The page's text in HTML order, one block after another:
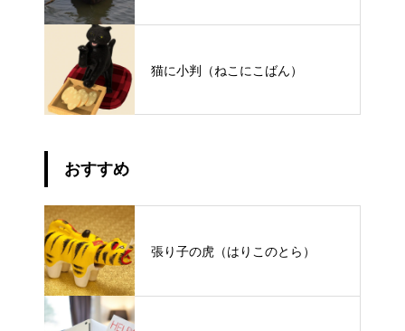
猫に小判（ねこにこばん）
おすすめ
張り子の虎（はりこのとら）